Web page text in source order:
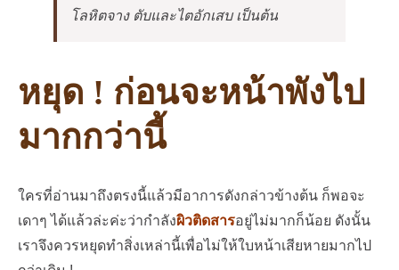
โลหิตจาง ตับและไตอักเสบ เป็นต้น
หยุด ! ก่อนจะหน้าพังไป
มากกว่านี้
ใครที่อ่านมาถึงตรงนี้แล้วมีอาการดังกล่าวข้างต้น ก็พอจะ
เดาๆ ได้แล้วล่ะค่ะว่ากำลังผิวติดสารอยู่ไม่มากก็น้อย ดังนั้น
เราจึงควรหยุดทำสิ่งเหล่านี้เพื่อไม่ให้ใบหน้าเสียหายมากไป